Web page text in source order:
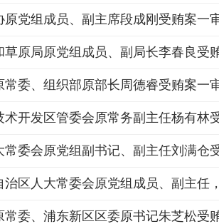
原党组成员、副主席段成刚受贿案一
草原局原党组成员、副局长李春良受
常委、组织部原部长周德睿受贿案一
术开发区管委会原常务副主任杨有林
常委会原党组副书记、副主任刘满仓
治区人大常委会原党组成员、副主任
常委、浦东新区区委原书记朱芝松受